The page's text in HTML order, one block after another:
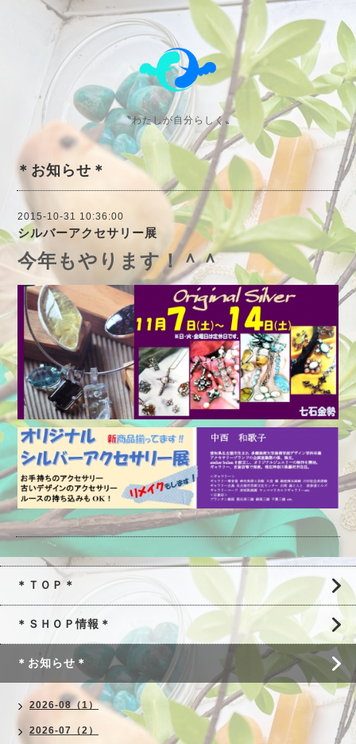
〝わたしが自分らしく〟
＊お知らせ＊
2015-10-31 10:36:00
シルバーアクセサリー展
今年もやります！＾＾
＊ＴＯＰ＊
＊ＳＨＯＰ情報＊
＊お知らせ＊
2026-08（1）
2026-07（2）